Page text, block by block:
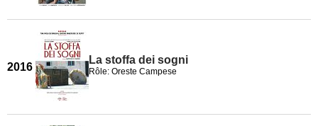
2016
La stoffa dei sogni
Rôle: Oreste Campese